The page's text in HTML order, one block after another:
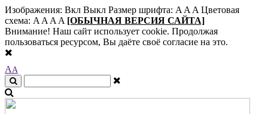
Изображения: Вкл Выкл Размер шрифта: A A A Цветовая
схема: A A A A [ОБЫЧНАЯ ВЕРСИЯ САЙТА]
Внимание! Наш сайт использует cookie. Продолжая
пользоваться ресурсом, Вы даёте своё согласие на это.
AA